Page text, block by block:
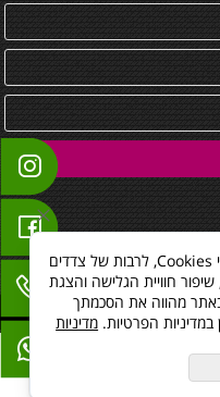
All
לידיעתך, באתרנו נעשה שימוש בקבצי Cookies, לרבות של צדדים
חוויית הגלישה והצגת
מהווה את הסכמתך
הפרטיות. מדיניות